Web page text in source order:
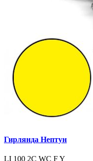
Гирлянда Нептун
LI 100 2C WC F Y